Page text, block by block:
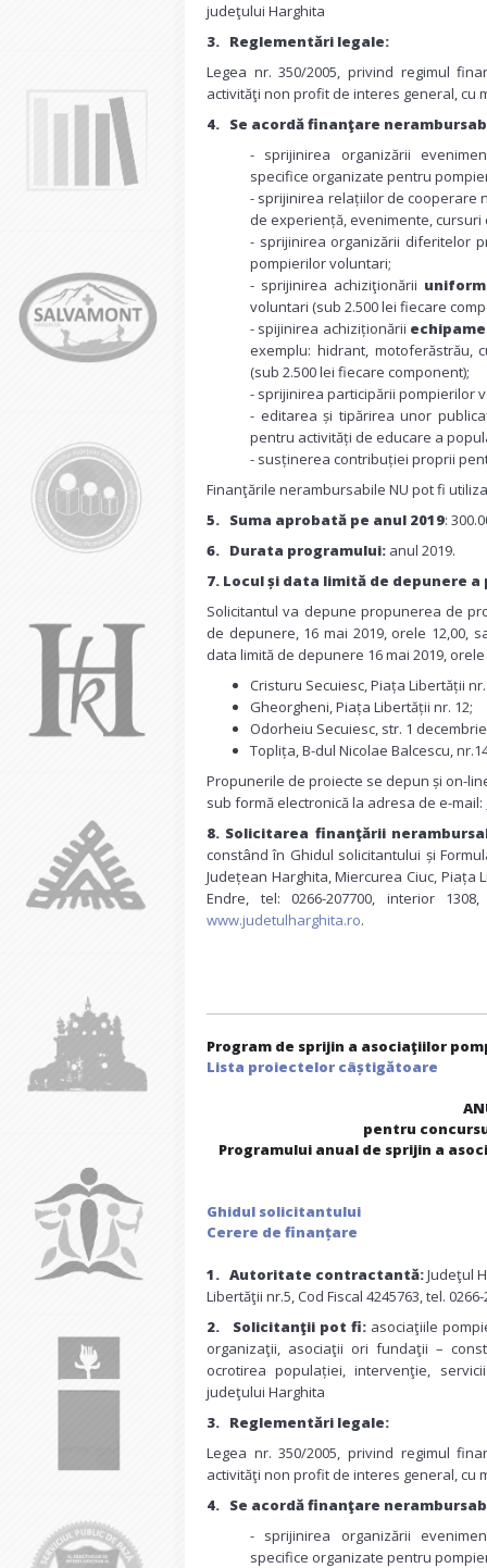
judeţului Harghita
3. Reglementări legale:
Legea nr. 350/2005, privind regimul
activităţi non profit de interes general, cu
4. Se acordă finanţare
- sprijinirea organizării
specifice organizate pentru
- sprijinirea relațiilor de cooperare
de experiență, evenimente,
- sprijinirea organizării diferitelor
pompierilor voluntari;
- sprijinirea achiziţionării
voluntari (sub 2.500 lei fiecare
- spijinirea achiziționării
exemplu: hidrant, motoferăstrău,
(sub 2.500 lei fiecare component);
- sprijinirea participării pompierilor
- editarea și tipărirea unor
pentru activități de educare a
- susținerea contribuției proprii
Finanţările nerambursabile NU pot fi
5. Suma aprobată pe anul 2019:
6. Durata programului: anul 2019.
7. Locul și data limită de depunere
Solicitantul va depune propunerea de
de depunere, 16 mai 2019, orele 12,00,
data limită de depunere 16 mai 2019,
Cristuru Secuiesc, Piața Libertății nr.
Gheorgheni, Piața Libertății nr. 12;
Odorheiu Secuiesc, str. 1
Toplița, B-dul Nicolae Balcescu,
Propunerile de proiecte se depun și on-
sub formă electronică la adresa de e-mail:
8. Solicitarea finanţării
constând în Ghidul solicitantului și
Județean Harghita, Miercurea Ciuc, Piața
Endre, tel: 0266-207700, interior
www.judetulharghita.ro.
Program de sprijin a asociaţiilor
Lista proiectelor câștigătoare
pentru
Programului anual de sprijin a
Ghidul solicitantului
Cerere de finanțare
1. Autoritate contractantă:Judeţul
Libertăţii nr.5, Cod Fiscal 4245763, tel.
2. Solicitanţii pot fi: asociaţiile
organizaţii, asociaţii ori fundaţii –
ocrotirea populației, intervenţie,
judeţului Harghita
3. Reglementări legale:
Legea nr. 350/2005, privind regimul
activităţi non profit de interes general, cu
4. Se acordă finanţare
- sprijinirea organizării
specifice organizate pentru